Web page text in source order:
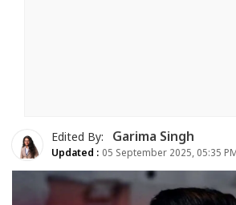
Edited By: Garima Singh
Updated : 05 September 2025, 05:35